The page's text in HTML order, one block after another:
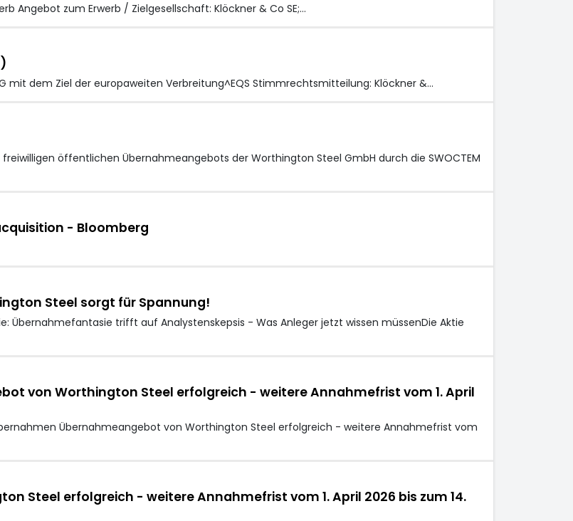
Angebot zum Erwerb / Zielgesellschaft: Klöckner & Co SE;…
mit dem Ziel der europaweiten Verbreitung^EQS Stimmrechtsmitteilung: Klöckner &…
freiwilligen öffentlichen Übernahmeangebots der Worthington Steel GmbH durch die SWOCTEM
- Bloomberg
Steel sorgt für Spannung!
Übernahmefantasie trifft auf Analystenskepsis - Was Anleger jetzt wissen müssenDie Aktie
von Worthington Steel erfolgreich - weitere Annahmefrist vom 1. April
Übernahmeangebot von Worthington Steel erfolgreich - weitere Annahmefrist vom
Steel erfolgreich - weitere Annahmefrist vom 1. April 2026 bis zum 14.